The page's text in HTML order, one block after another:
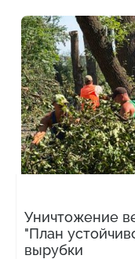
Уничтожение
"План
вырубки